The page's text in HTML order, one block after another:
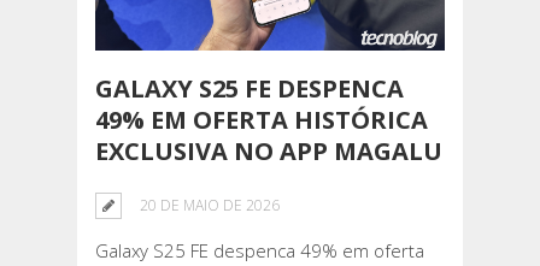
GALAXY S25 FE DESPENCA
49% EM OFERTA HISTÓRICA
EXCLUSIVA NO APP MAGALU
20 DE MAIO DE 2026
Galaxy S25 FE despenca 49% em oferta